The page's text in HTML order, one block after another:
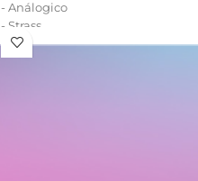
- Análogico
- Strass
- Cuadrante decorado
- Caja de metal